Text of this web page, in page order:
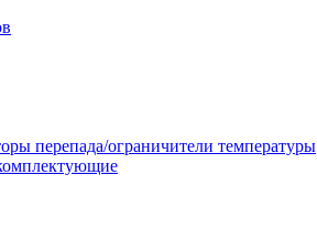
перепада/ограничители температуры